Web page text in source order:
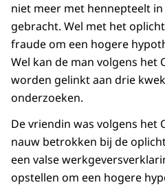
niet meer met hennepteelt
gebracht. Wel met het
fraude om een hogere
Wel kan de man volgens het
worden gelinkt aan drie
onderzoeken.
De vriendin was volgens het
nauw betrokken bij de
een valse
opstellen om een hogere